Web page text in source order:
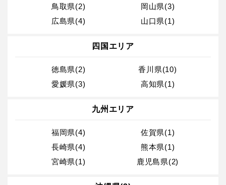
鳥取県(2)
岡山県(3)
広島県(4)
山口県(1)
四国エリア
徳島県(2)
香川県(10)
愛媛県(3)
高知県(1)
九州エリア
福岡県(4)
佐賀県(1)
長崎県(4)
熊本県(1)
宮崎県(1)
鹿児島県(2)